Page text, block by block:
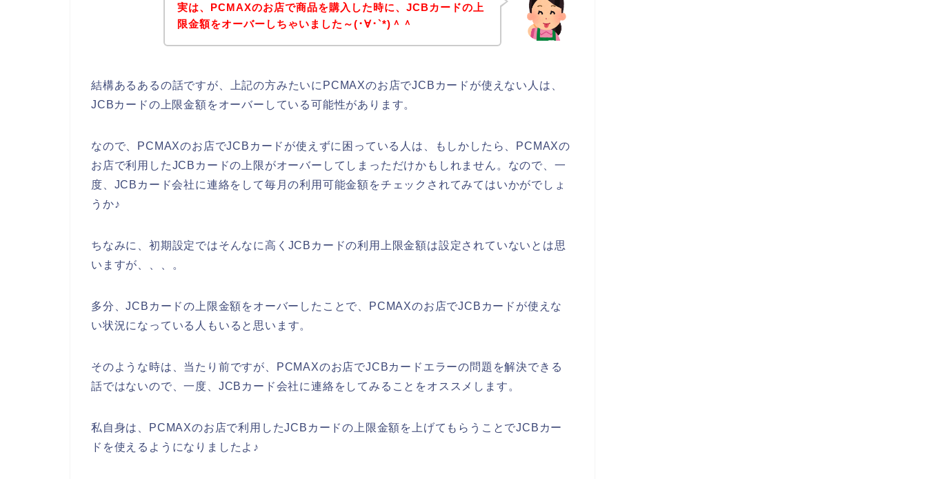
実は、PCMAXのお店で商品を購入した時に、JCBカードの上
限金額をオーバーしちゃいました～(･∀･`*)＾＾
結構あるあるの話ですが、上記の方みたいにPCMAXのお店でJCBカードが使えない人は、
JCBカードの上限金額をオーバーしている可能性があります。
なので、PCMAXのお店でJCBカードが使えずに困っている人は、もしかしたら、PCMAXの
お店で利用したJCBカードの上限がオーバーしてしまっただけかもしれません。なので、一
度、JCBカード会社に連絡をして毎月の利用可能金額をチェックされてみてはいかがでしょ
うか♪
ちなみに、初期設定ではそんなに高くJCBカードの利用上限金額は設定されていないとは思
いますが、、、。
多分、JCBカードの上限金額をオーバーしたことで、PCMAXのお店でJCBカードが使えな
い状況になっている人もいると思います。
そのような時は、当たり前ですが、PCMAXのお店でJCBカードエラーの問題を解決できる
話ではないので、一度、JCBカード会社に連絡をしてみることをオススメします。
私自身は、PCMAXのお店で利用したJCBカードの上限金額を上げてもらうことでJCBカー
ドを使えるようになりましたよ♪